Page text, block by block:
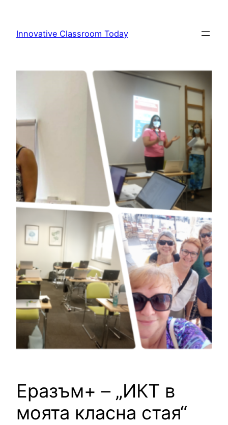
Innovative Classroom Today
Еразъм+ – „ИКТ в
моята класна стая“